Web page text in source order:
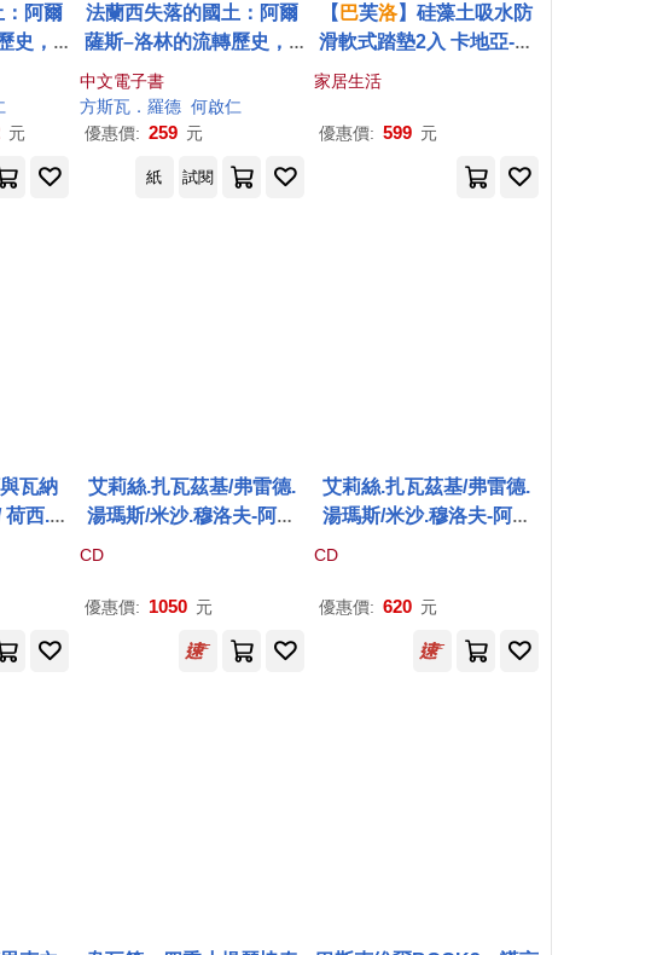
：阿爾
史，1
元
法蘭西失落的國土：阿爾
薩斯–洛林的流轉歷史，1
870年至今日 (電子書)
中文電子書
方斯瓦．羅德 何啟仁
優惠價: 259 元
【 巴芙洛】硅藻土吸水防
滑軟式踏墊2入 卡地亞-藍
家居生活
優惠價: 599 元
紙 試閱
瓦納
西.西
/ 保
爾伯
艾莉絲.扎瓦茲基/弗雷德.
湯瑪斯/米沙.穆洛夫-阿巴
多：山之彼方 (LP)(Alice
/ Misha Mullov-Abbado:
CD
優惠價: 1050 元
艾莉絲.扎瓦茲基/弗雷德.
湯瑪斯/米沙.穆洛夫-阿巴
多：山之彼方(Alice Zawa
ha Mullov-Abbado: Za G
CD
優惠價: 620 元